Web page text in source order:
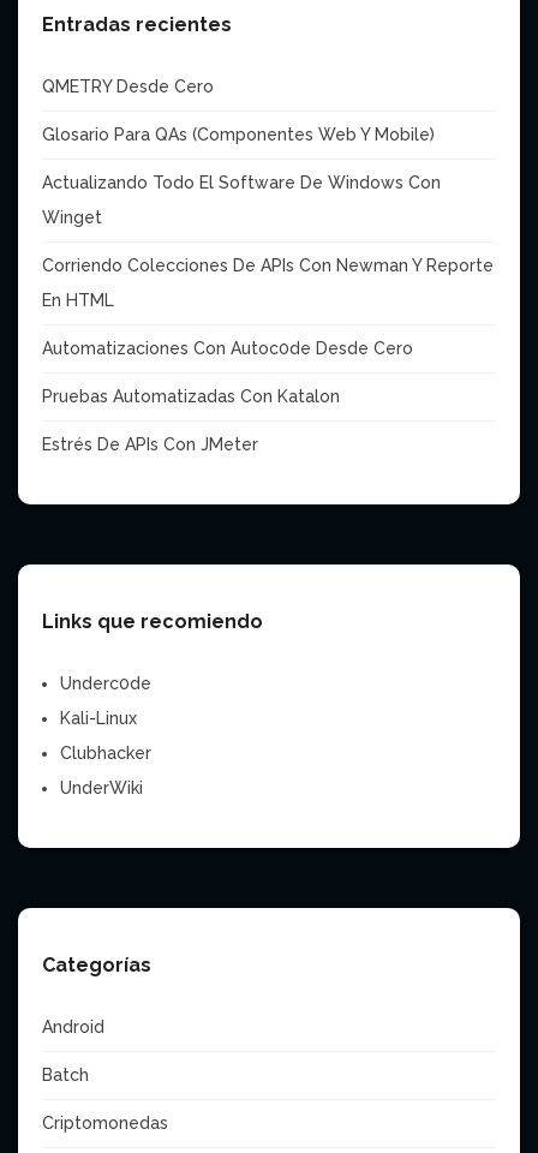
Entradas recientes
QMETRY Desde Cero
Glosario Para QAs (Componentes Web Y Mobile)
Actualizando Todo El Software De Windows Con
Winget
Corriendo Colecciones De APIs Con Newman Y Reporte
En HTML
Automatizaciones Con Autoc0de Desde Cero
Pruebas Automatizadas Con Katalon
Estrés De APIs Con JMeter
Links que recomiendo
Underc0de
Kali-Linux
Clubhacker
UnderWiki
Categorías
Android
Batch
Criptomonedas